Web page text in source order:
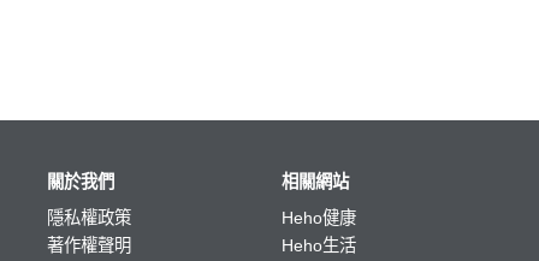
關於我們
隱私權政策
著作權聲明
相關網站
Heho健康
Heho生活